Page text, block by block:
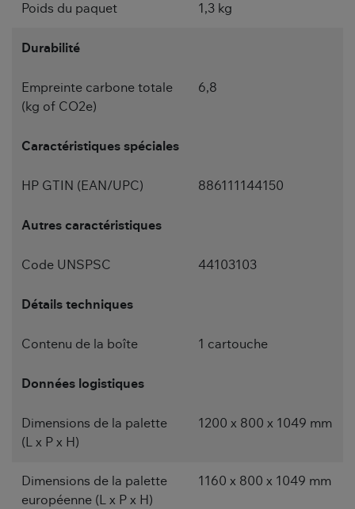
Poids du paquet 1,3 kg
Durabilité
Empreinte carbone totale
(kg of CO2e)
6,8
Caractéristiques spéciales
HP GTIN (EAN/UPC) 886111144150
Autres caractéristiques
Code UNSPSC 44103103
Détails techniques
Contenu de la boîte 1 cartouche
Données logistiques
Dimensions de la palette
(L x P x H)
1200 x 800 x 1049 mm
Dimensions de la palette
européenne (L x P x H)
1160 x 800 x 1049 mm